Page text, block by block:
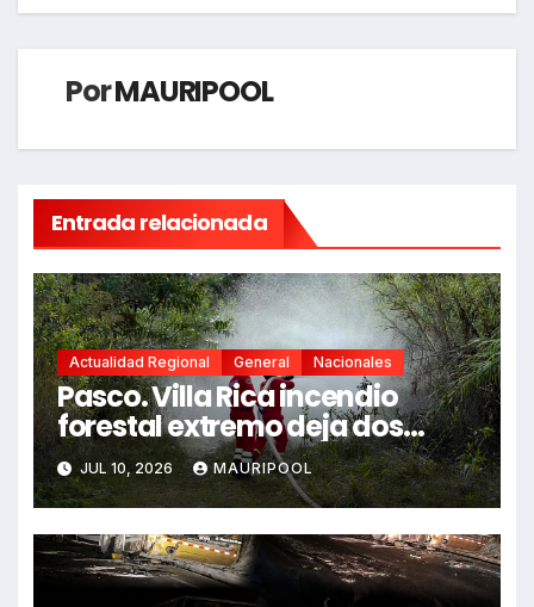
PorMAURIPOOL
Entrada relacionada
Actualidad Regional General Nacionales
Pasco. Villa Rica incendio
forestal extremo deja dos
fallecidos y heridos
JUL 10, 2026 MAURIPOOL